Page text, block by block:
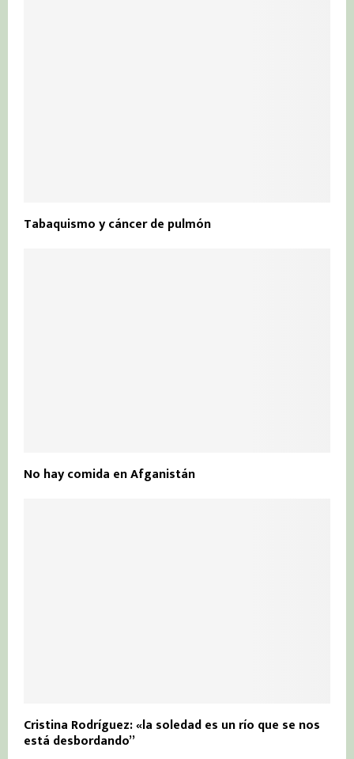
Tabaquismo y cáncer de pulmón
No hay comida en Afganistán
Cristina Rodríguez: «la soledad es un río que se nos
está desbordando”